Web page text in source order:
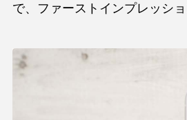
で、ファーストインプレッシ